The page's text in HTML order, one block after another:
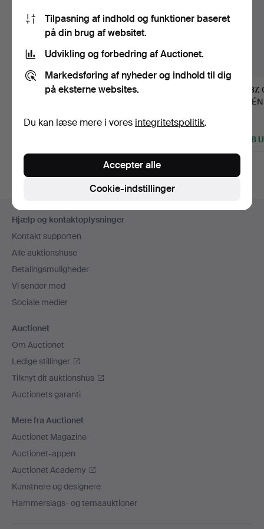
VINGLAS, 1700-
Solgt
1090
Solgt
187.
4.518
Udvalgt
Sidefodsnavigation
Hjælp og kontaktoplysninger
Kontakt supporten
Alle auktionshuse
Betalingsmuligheder
Vi sender med
Sociale medier
Auctionet
Om Auctionet
Ledige stillinger
Tilknyt dit auktionshus
Auctionets garanti
Mere fra Auctionet
Auctionet Magazine
Auctionet-appen
Auctionet Academy
Kunstnere og designere
Hammerslags- og temaauktioner
Tilpasning af indhold og funktioner baseret
på din brug af websitet.
Udvikling og forbedring af Auctionet.
Markedsføring af nyheder og indhold til dig
på eksterne websites.
Du kan læse mere i vores integritetspolitik.
Cookie-indstillinger
Accepter alle